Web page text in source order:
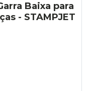
Baixa para
- STAMPJET